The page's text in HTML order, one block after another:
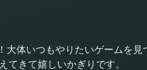
大体いつもやりたいゲームを
てきて嬉しいかぎりです。